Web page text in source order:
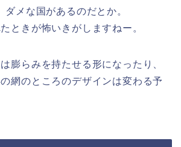
ダメな国があるのだとか。
ときが怖いきがしますねー。
膨らみを持たせる形になったり、
網のところのデザインは変わる予